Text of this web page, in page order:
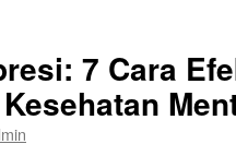
5
Lagu
Terbaik
7 Cara